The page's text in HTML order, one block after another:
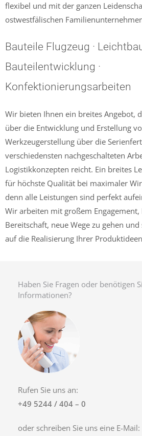
flexibel und mit der ganzen
ostwestfälischen
Bauteile Flugzeug ·
Bauteilentwicklung ·
Konfektionierungsarbeiten
Wir bieten Ihnen ein breites Angebot,
über die Entwicklung und Erstellung
Werkzeugerstellung über die
verschiedensten nachgeschalteten
Logistikkonzepten reicht. Ein breites
für höchste Qualität bei maximaler
denn alle Leistungen sind perfekt
Wir arbeiten mit großem
Bereitschaft, neue Wege zu gehen
auf die Realisierung Ihrer
Haben Sie Fragen oder benötigen
Informationen?
Rufen Sie uns an:
+49 5244 / 404 – 0
oder schreiben Sie uns eine E-Mail: